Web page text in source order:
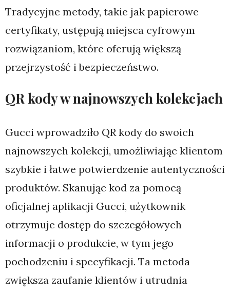
Tradycyjne metody, takie jak papierowe
certyfikaty, ustępują miejsca cyfrowym
rozwiązaniom, które oferują większą
przejrzystość i bezpieczeństwo.
QR kody w najnowszych kolekcjach
Gucci wprowadziło QR kody do swoich
najnowszych kolekcji, umożliwiając klientom
szybkie i łatwe potwierdzenie autentyczności
produktów. Skanując kod za pomocą
oficjalnej aplikacji Gucci, użytkownik
otrzymuje dostęp do szczegółowych
informacji o produkcie, w tym jego
pochodzeniu i specyfikacji. Ta metoda
zwiększa zaufanie klientów i utrudnia